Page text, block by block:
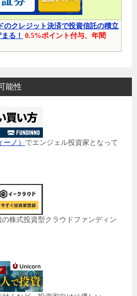
のクレジット決済で投資信託の積立
る！ 0.5%ポイント付与、年間
能性
ノ） でエンジェル投資家となって
株式投資型クラウドファンディン